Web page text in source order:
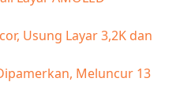
Usung Layar 3,2K dan
Meluncur 13